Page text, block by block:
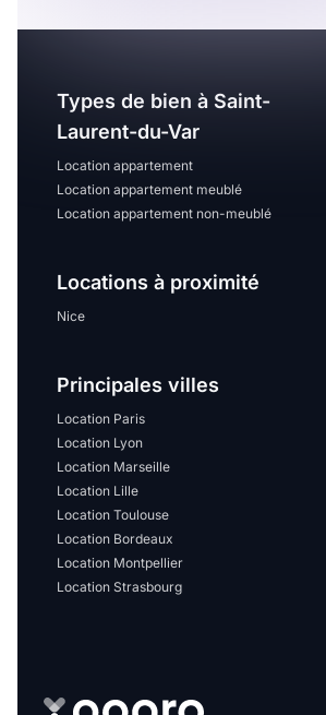
Nombre de chambres
chambres
disponibles
Espaces additionnels
Ascenseur Gardien
Local à vélo
Disponible à partir du
promotions sur honoraires
Types de bien à Saint-
Laurent-du-Var
Location appartement
Location appartement meublé
Location appartement non-meublé
Locations à proximité
Nice
Principales villes
Location Paris
Location Lyon
Location Marseille
Location Lille
Location Toulouse
Location Bordeaux
Location Montpellier
Location Strasbourg